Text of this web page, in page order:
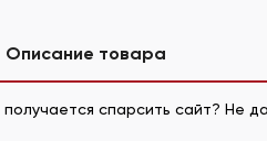
Описание товара
спарсить сайт? Не